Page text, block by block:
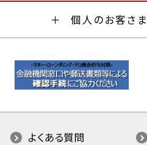
個人のお客さ
よくある質問